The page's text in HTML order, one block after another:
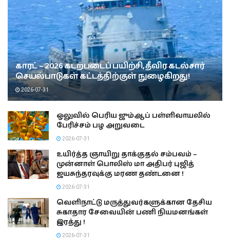
காரட் – 2026 கடற்படைப் பயிற்சி, தீவிர கடல்சார்
செயல்பாடுகள் கட்டத்திற்குள் நுழைகிறது!
2026-07-31
ஒலுவில் பெரிய ஜும்ஆப் பள்ளிவாயலில்
பேரிச்சம் பழ அறுவடை
2026-07-31
உயிர்த்த ஞாயிறு தாக்குதல் சம்பவம் –
முன்னாள் பொலிஸ் மா அதிபர் புஜித்
ஜயசுந்தரவுக்கு மரண தண்டனை !
2026-07-31
வெளிநாட்டு மருத்துவர்களுக்கான தேசிய
சுகாதார சேவையின் பணி நியமனங்கள்
இரத்து !
2026-07-31